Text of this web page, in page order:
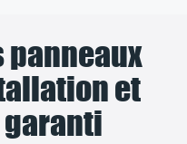
panneaux
et